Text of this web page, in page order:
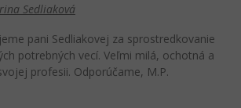
Sedliaková
pani Sedliakovej za sprostredkovanie
potrebných vecí. Veľmi milá, ochotná a
profesii. Odporúčame, M.P.